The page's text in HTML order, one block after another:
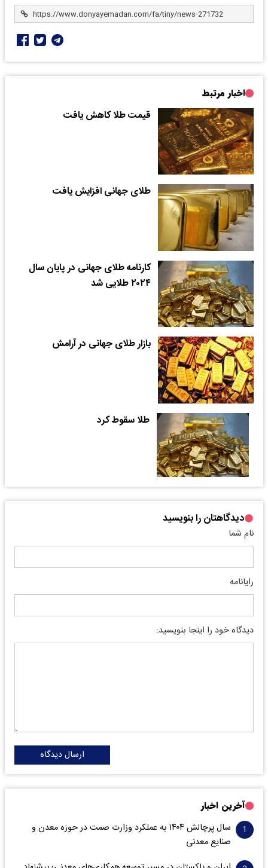
اخبار مرتبط
قیمت طلا کاهش یافت
طلای جهانی افزایش یافت
کارنامه طلای جهانی در پایان سال
۲۰۲۴ طلایی شد
بازار طلای جهانی در آرامش
طلا سقوط کرد
دیدگاهتان را بنویسید
نام شما
رایانامه
دیدگاه خود را اینجا بنویسید:
ارسال دیدگاه
آخرین اخبار
سال پرچالش ۱۴۰۴ به عملکرد وزارت صمت در حوزه معدن و
صنایع معدنی